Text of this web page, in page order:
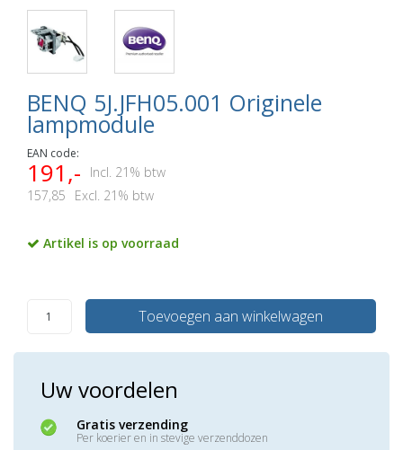
BENQ 5J.JFH05.001 Originele
lampmodule
EAN code:
191,-
Incl. 21% btw
157,85
Excl. 21% btw
Artikel is op voorraad
Toevoegen aan winkelwagen
Uw voordelen
Gratis verzending
Per koerier en in stevige verzenddozen